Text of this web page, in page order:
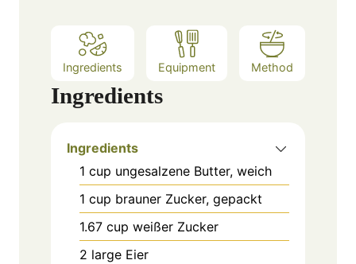
Ingredients Equipment Method
Ingredients
Ingredients
1 cup ungesalzene Butter, weich
1 cup brauner Zucker, gepackt
1.67 cup weißer Zucker
2 large Eier